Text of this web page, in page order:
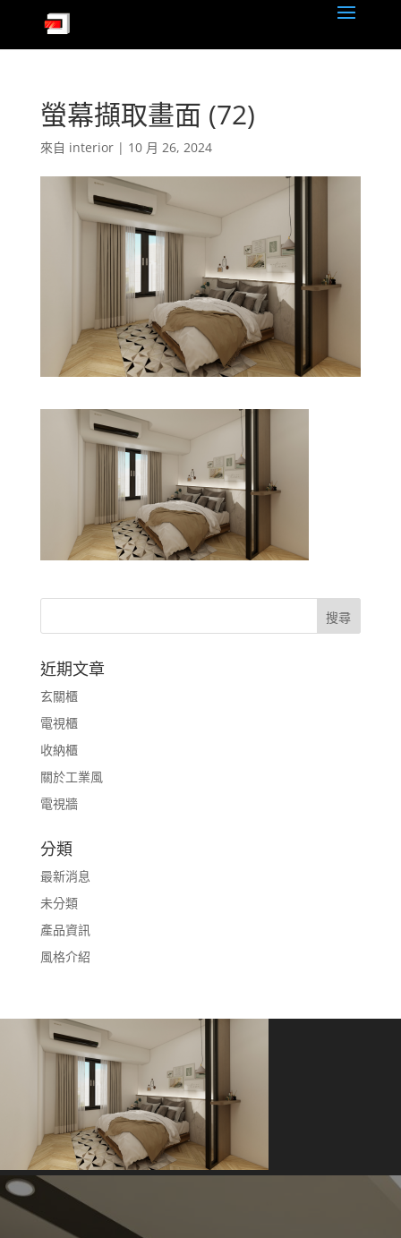
螢幕擷取畫面 (72)
來自 interior| 10 月 26, 2024
近期文章
玄關櫃
電視櫃
收納櫃
關於工業風
電視牆
分類
最新消息
未分類
產品資訊
風格介紹